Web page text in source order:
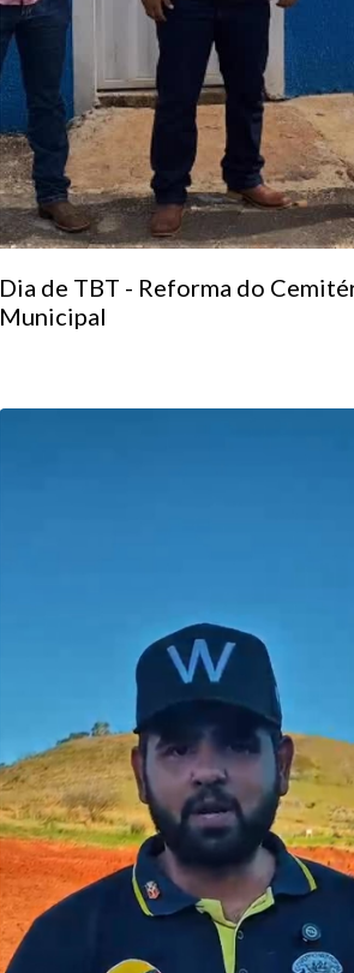
Dia de TBT - Reforma do
Municipal